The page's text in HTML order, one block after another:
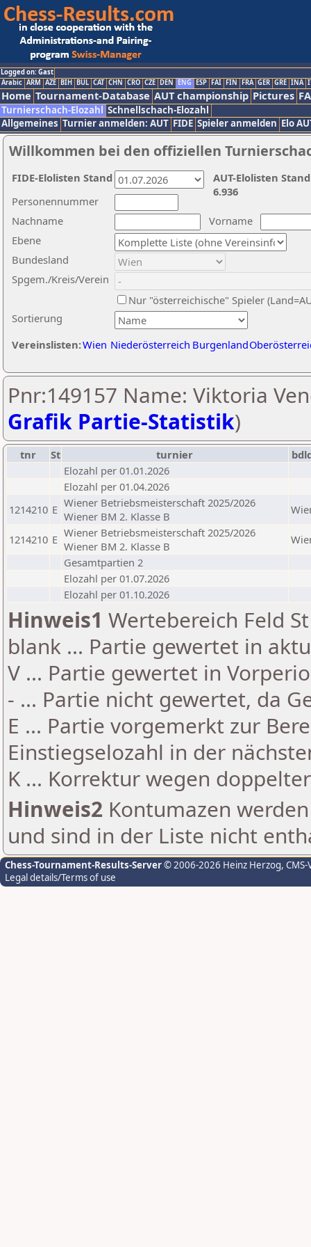
Logged on: Gast
Arabic ARM AZE BIH BUL CAT CHN CRO CZE DEN ENG ESP FAI FIN FRA GER GRE INA
Home Tournament-Database AUT championship Pictures
Turnierschach-Elozahl Schnellschach-Elozahl
Allgemeines Turnier anmelden: AUT FIDE Spieler anmelden Elo
Willkommen bei den offiziellen
Nachname
Vorname
Ebene
Sortierung
Personennummer
Bundesland
Spgem./Kreis/Verein
Nur "österreichische" Spieler
Vereinslisten:Wien Niederösterreich Burgenland
AUT-Elolisten
6.936
FIDE-Elolisten Stand
Pnr:149157 Name: Viktoria
Grafik Partie-Statistik)
tnr St turnier
Elozahl per 01.01.2026
Elozahl per 01.04.2026
1214210 E Wiener Betriebsmeisterschaft 2025/2026
Wiener BM 2. Klasse B
1214210 E Wiener Betriebsmeisterschaft 2025/2026
Wiener BM 2. Klasse B
Gesamtpartien 2
Elozahl per 01.07.2026
Elozahl per 01.10.2026
Hinweis1 Wertebereich Feld
blank ... Partie gewertet in
V ... Partie gewertet in
- ... Partie nicht gewertet, da
E ... Partie vorgemerkt zur
Einstiegselozahl in der
K ... Korrektur wegen
Hinweis2 Kontumazen
und sind in der Liste nicht
Chess-Tournament-Results-Server© 2006-2026 Heinz Herzog,
Legal details/Terms of use